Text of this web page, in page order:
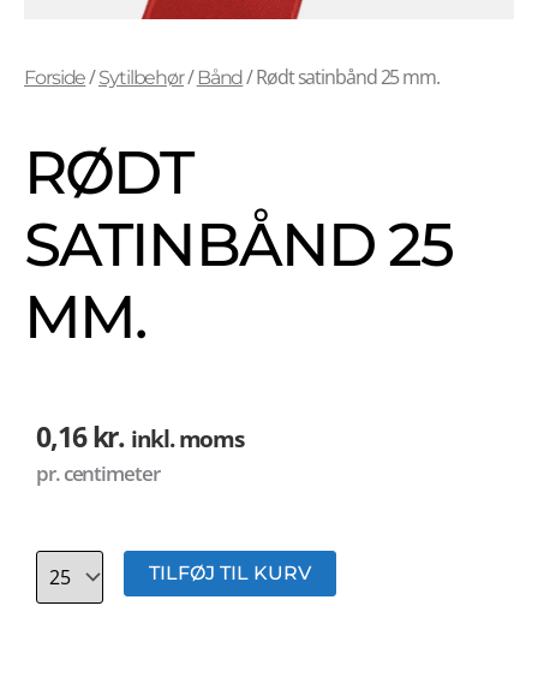
Forside/Sytilbehør/Bånd/ Rødt satinbånd 25 mm.
RØDT
SATINBÅND 25
MM.
0,16kr. inkl. moms
pr. centimeter
Antal TILFØJ TIL KURV